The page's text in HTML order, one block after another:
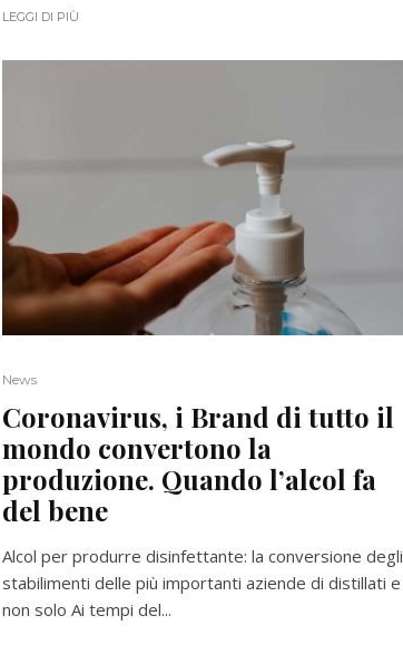
LEGGI DI PIÙ
News
Coronavirus, i Brand di tutto il
mondo convertono la
produzione. Quando l’alcol fa
del bene
Alcol per produrre disinfettante: la conversione degli
stabilimenti delle più importanti aziende di distillati e
non solo Ai tempi del...